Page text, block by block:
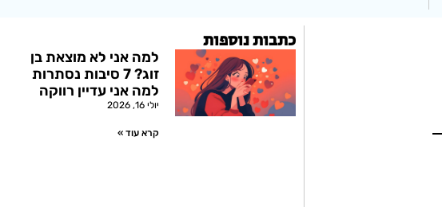
כתבות נוספות
למה אני לא מוצאת בן
זוג? 7 סיבות נסתרות
למה אני עדיין רווקה
יולי 16, 2026
קרא עוד »